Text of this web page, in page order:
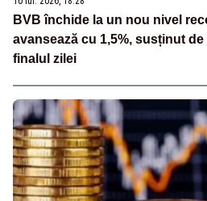
BVB închide la un nou nivel
avansează cu 1,5%, susținut
finalul zilei